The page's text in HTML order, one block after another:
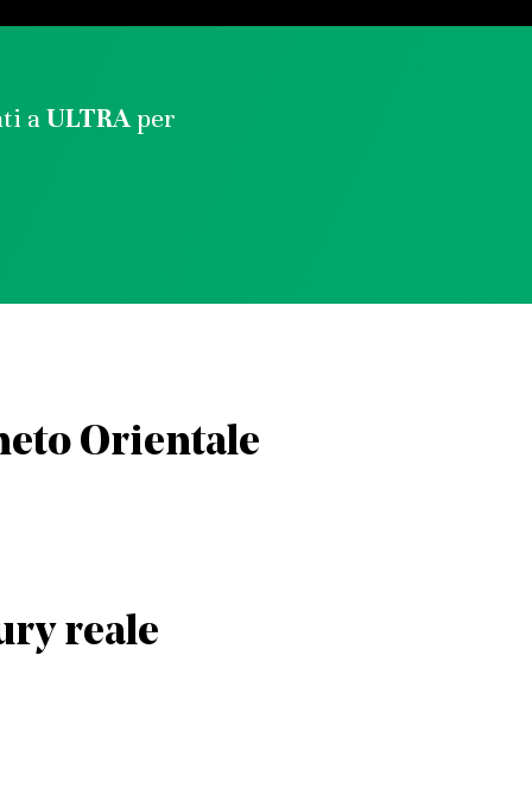
aULTRAper
Orientale
reale